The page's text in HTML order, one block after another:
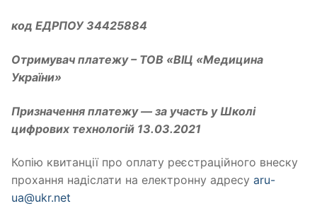
код ЕДРПОУ 34425884
Отримувач платежу – ТОВ «ВІЦ «Медицина
України»
Призначення платежу — за участь у Школі
цифрових технологій 13.03.2021
Копію квитанції про оплату реєстраційного внеску
прохання надіслати на електронну адресу aru-
ua@ukr.net